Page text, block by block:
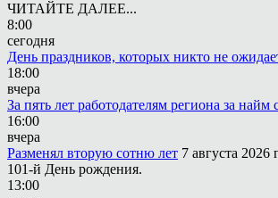
ЧИТАЙТЕ ДАЛЕЕ...
8:00
сегодня
День праздников, которых никто не
18:00
вчера
За пять лет работодателям региона за
16:00
вчера
Разменял вторую сотню лет 7 августа
101-й День рождения.
13:00